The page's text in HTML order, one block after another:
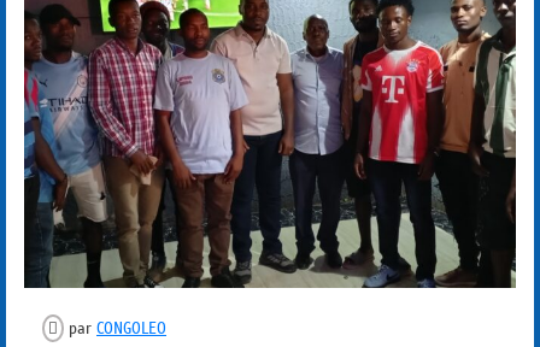
par CONGOLEO